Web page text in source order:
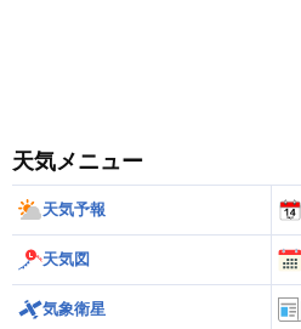
天気メニュー
天気予報
天気図
気象衛星